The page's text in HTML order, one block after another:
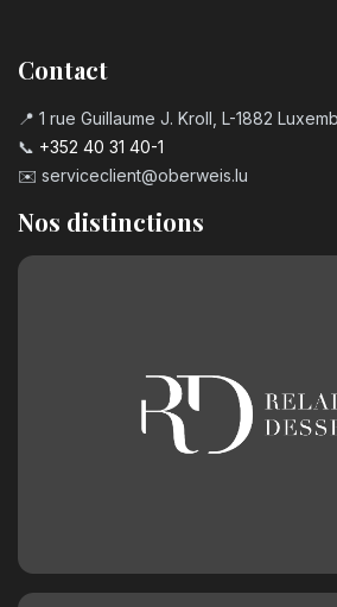
Contact
📍 1 rue Guillaume J. Kroll, L-1882
📞 +352 40 31 40-1
✉️ serviceclient@oberweis.lu
Nos distinctions